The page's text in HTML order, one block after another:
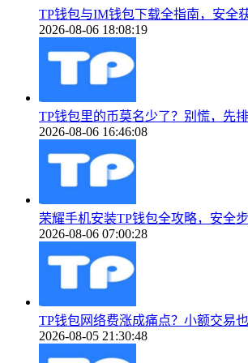
TP钱包与IM钱包下载全指南，安全
2026-08-06 18:08:19
TP钱包里的币莫名少了？别慌，先
2026-08-06 16:46:08
荣耀手机安装TP钱包全攻略，安全
2026-08-06 07:00:28
TP钱包网络费涨成痛点？小额交易
2026-08-05 21:30:48